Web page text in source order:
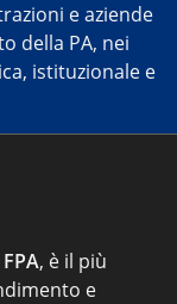
e aziende
della PA, nei
istituzionale e
FPA, è il più
e